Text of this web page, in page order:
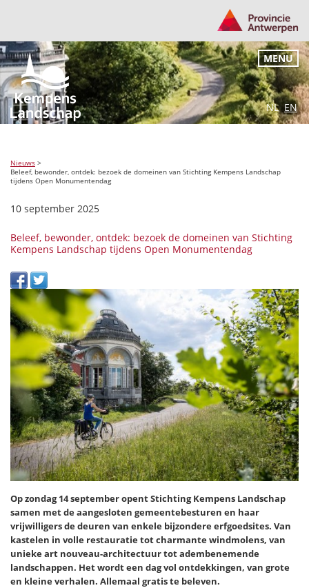
NL EN
MENU
Nieuws >
Beleef, bewonder, ontdek: bezoek de domeinen van Stichting Kempens Landschap
tijdens Open Monumentendag
10 september 2025
Beleef, bewonder, ontdek: bezoek de domeinen van Stichting
Kempens Landschap tijdens Open Monumentendag
Op zondag 14 september opent Stichting Kempens Landschap
samen met de aangesloten gemeentebesturen en haar
vrijwilligers de deuren van enkele bijzondere erfgoedsites. Van
kastelen in volle restauratie tot charmante windmolens, van
unieke art nouveau-architectuur tot adembenemende
landschappen. Het wordt een dag vol ontdekkingen, van grote
en kleine verhalen. Allemaal gratis te beleven.